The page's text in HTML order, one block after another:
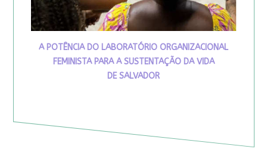
A POTÊNCIA DO LABORATÓRIO ORGANIZACIONAL
FEMINISTA PARA A SUSTENTAÇÃO DA VIDA
DE SALVADOR